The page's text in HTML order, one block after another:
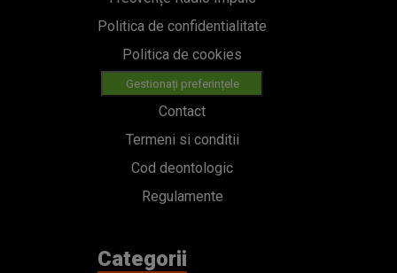
Politica de confidentialitate
Politica de cookies
Gestionați preferințele
Contact
Termeni si conditii
Cod deontologic
Regulamente
Categorii